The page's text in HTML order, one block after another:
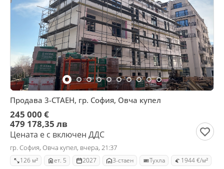
Продава 3-СТАЕН, гр. София, Овча купел
245 000 €
479 178,35 лв
Цената е с включен ДДС
гр. София, Овча купел, вчера, 21:37
126 м² ет. 5 2027 3-стаен Тухла 1944 €/м²